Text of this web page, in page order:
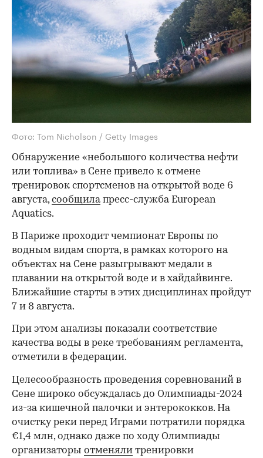
Фото: Tom Nicholson / Getty Images
Обнаружение «небольшого количества нефти
или топлива» в Сене привело к отмене
тренировок спортсменов на открытой воде 6
августа,сообщилапресс-служба European
Aquatics.
В Париже проходит чемпионат Европы по
водным видам спорта, в рамках которого на
объектах на Сене разыгрывают медали в
плавании на открытой воде и в хайдайвинге.
Ближайшие старты в этих дисциплинах пройдут
7 и 8 августа.
При этом анализы показали соответствие
качества воды в реке требованиям регламента,
отметили в федерации.
Целесообразность проведения соревнований в
Сене широко обсуждалась до Олимпиады-2024
из-за кишечной палочки и энтерококков. На
очистку реки перед Играми потратили порядка
€1,4 млн, однако даже по ходу Олимпиады
организаторы отменяли тренировки